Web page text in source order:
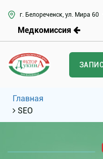
г. Белореченск, ул. Мира 60
Медкомиссия
Главная
SEO